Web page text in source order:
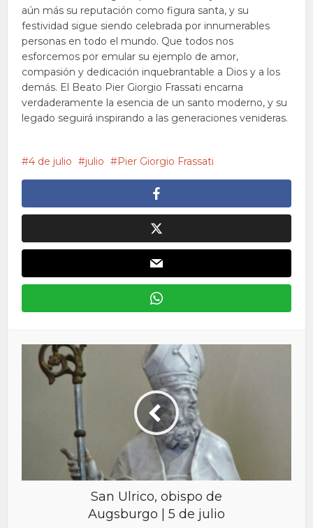
aún más su reputación como figura santa, y su
festividad sigue siendo celebrada por innumerables
personas en todo el mundo. Que todos nos
esforcemos por emular su ejemplo de amor,
compasión y dedicación inquebrantable a Dios y a los
demás. El Beato Pier Giorgio Frassati encarna
verdaderamente la esencia de un santo moderno, y su
legado seguirá inspirando a las generaciones venideras.
4 de julio julio Pier Giorgio Frassati
San Ulrico, obispo de
Augsburgo | 5 de julio